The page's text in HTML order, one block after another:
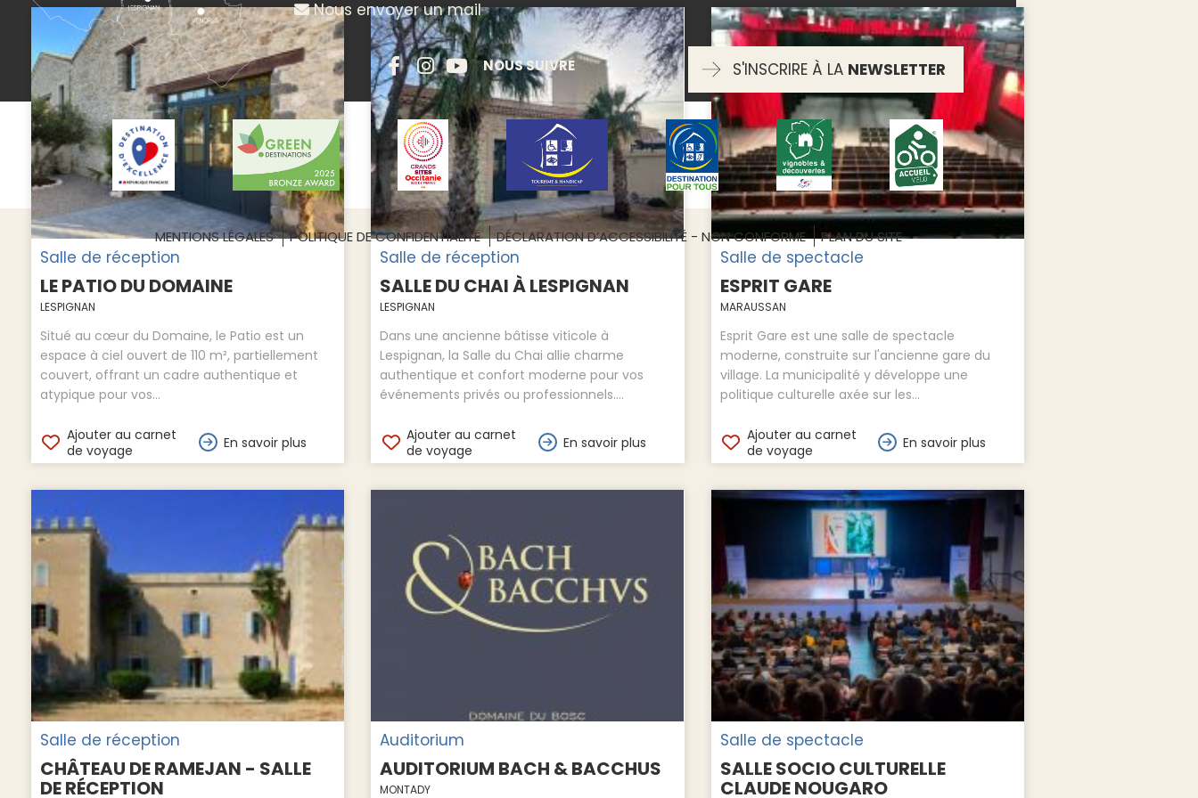
Salle de réception
LE PATIO DU DOMAINE
LESPIGNAN
Situé au cœur du Domaine, le Patio est un
espace à ciel ouvert de 110 m², partiellement
couvert, offrant un cadre authentique et
atypique pour vos...
Ajouter au carnet
de voyage
En savoir plus
Salle de réception
SALLE DU CHAI À LESPIGNAN
LESPIGNAN
Dans une ancienne bâtisse viticole à
Lespignan, la Salle du Chai allie charme
authentique et confort moderne pour vos
événements privés ou professionnels....
Ajouter au carnet
de voyage
En savoir plus
Salle de spectacle
ESPRIT GARE
MARAUSSAN
Esprit Gare est une salle de spectacle
moderne, construite sur l'ancienne gare du
village. La municipalité y développe une
politique culturelle axée sur les...
Ajouter au carnet
de voyage
En savoir plus
Salle de réception
CHÂTEAU DE RAMEJAN - SALLE
DE RÉCEPTION
Auditorium
AUDITORIUM BACH & BACCHUS
MONTADY
Salle de spectacle
SALLE SOCIO CULTURELLE
CLAUDE NOUGARO
Nous envoyer un mail
NOUS SUIVRE S'INSCRIRE À LA NEWSLETTER
MENTIONS LÉGALES POLITIQUE DE CONFIDENTIALITÉ DÉCLARATION D’ACCESSIBILITÉ - NON CONFORME PLAN DU SITE